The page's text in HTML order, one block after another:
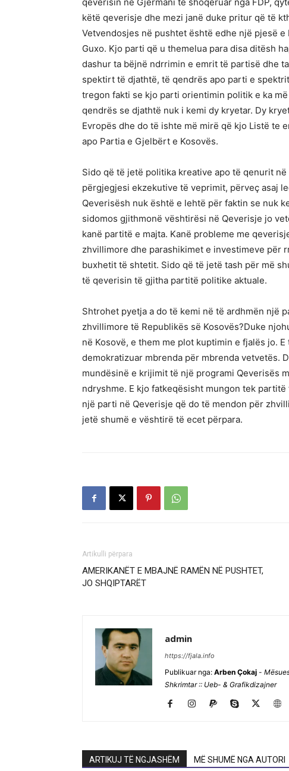
këtë qeverisje dhe mezi janë duke pritur që të
Vetvendosjes në pushtet është edhe një pjesë
Guxo. Kjo parti që u themelua para disa ditësh
dashur ta bëjnë ndrrimin e emrit të partisë dhe
spektirt të djathtë, të qendrës apo parti e
tregon fakti se kjo parti orientimin politik e ka
qendrës se djathtë nuk i kemi dy kryetar. Dy
Evropës dhe do të ishte më mirë që kjo Listë te
apo Partia e Gjelbërt e Kosovës.
Sido që të jetë politika kreative apo të qenurit
përgjegjesi ekzekutive të veprimit, përveç asaj
Qeverisësh nuk është e lehtë për faktin se nuk
sidomos gjithmonë vështirësi në Qeverisje jo
kanë partitë e majta. Kanë probleme me
zhvillimore dhe parashikimet e investimeve për
buxhetit të shtetit. Sido që të jetë tash për më
të qeverisin të gjitha partitë politike aktuale.
Shtrohet pyetja a do të kemi në të ardhmën një
zhvillimore të Republikës së Kosovës?Duke
në Kosovë, e them me plot kuptimin e fjalës jo.
demokratizuar mbrenda për mbrenda vetvetës.
mundësinë e krijimit të një programi Qeverisës
ndryshme. E kjo fatkeqësisht mungon tek
një parti në Qeverisje që do të mendon për
jetë shumë e vështirë të ecet përpara.
Artikulli përpara
AMERIKANËT E MBAJNË RAMËN NË PUSHTET,
JO SHQIPTARËT
admin
https://fjala.info
Publikuar nga: Arben Çokaj -
Shkrimtar :: Ueb- & Grafikdizajner
ARTIKUJ TË NGJASHËM MË SHUMË NGA AUTORI